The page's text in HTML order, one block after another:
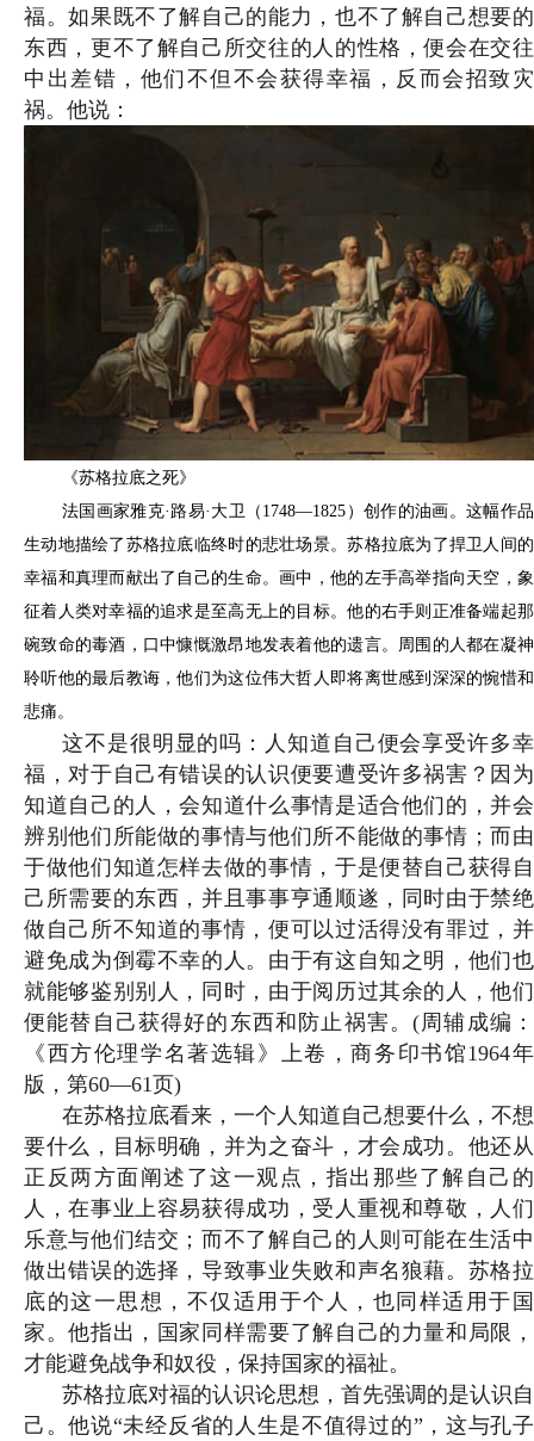
福。如果既不了解自己的能力，也不了解自己想要的
东西，更不了解自己所交往的人的性格，便会在交往
中出差错，他们不但不会获得幸福，反而会招致灾
祸。他说：
《苏格拉底之死》
法国画家雅克·路易·大卫（1748—1825）创作的油画。这幅作品
生动地描绘了苏格拉底临终时的悲壮场景。苏格拉底为了捍卫人间的
幸福和真理而献出了自己的生命。画中，他的左手高举指向天空，象
征着人类对幸福的追求是至高无上的目标。他的右手则正准备端起那
碗致命的毒酒，口中慷慨激昂地发表着他的遗言。周围的人都在凝神
聆听他的最后教诲，他们为这位伟大哲人即将离世感到深深的惋惜和
悲痛。
这不是很明显的吗：人知道自己便会享受许多幸
福，对于自己有错误的认识便要遭受许多祸害？因为
知道自己的人，会知道什么事情是适合他们的，并会
辨别他们所能做的事情与他们所不能做的事情；而由
于做他们知道怎样去做的事情，于是便替自己获得自
己所需要的东西，并且事事亨通顺遂，同时由于禁绝
做自己所不知道的事情，便可以过活得没有罪过，并
避免成为倒霉不幸的人。由于有这自知之明，他们也
就能够鉴别别人，同时，由于阅历过其余的人，他们
便能替自己获得好的东西和防止祸害。(周辅成编：
《西方伦理学名著选辑》上卷，商务印书馆1964年
版，第60—61页)
在苏格拉底看来，一个人知道自己想要什么，不想
要什么，目标明确，并为之奋斗，才会成功。他还从
正反两方面阐述了这一观点，指出那些了解自己的
人，在事业上容易获得成功，受人重视和尊敬，人们
乐意与他们结交；而不了解自己的人则可能在生活中
做出错误的选择，导致事业失败和声名狼藉。苏格拉
底的这一思想，不仅适用于个人，也同样适用于国
家。他指出，国家同样需要了解自己的力量和局限，
才能避免战争和奴役，保持国家的福祉。
苏格拉底对福的认识论思想，首先强调的是认识自
己。他说“未经反省的人生是不值得过的”，这与孔子